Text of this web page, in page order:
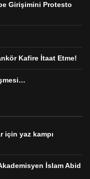
Girişimini Protesto
Kafire İtaat Etme!
için yaz kampı
İslam Abid